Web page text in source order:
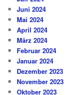
Juni 2024
Mai 2024
April 2024
März 2024
Februar 2024
Januar 2024
Dezember 2023
November 2023
Oktober 2023